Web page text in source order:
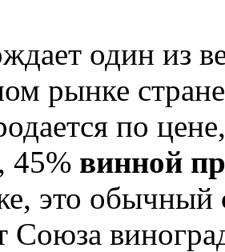
один из
рынке
по
45% винной
это обычный
Союза